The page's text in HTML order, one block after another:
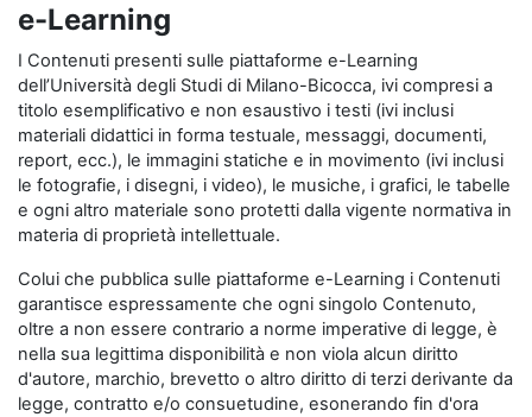
e-Learning
I Contenuti presenti sulle piattaforme e-Learning
dell’Università degli Studi di Milano-Bicocca, ivi compresi a
titolo esemplificativo e non esaustivo i testi (ivi inclusi
materiali didattici in forma testuale, messaggi, documenti,
report, ecc.), le immagini statiche e in movimento (ivi inclusi
le fotografie, i disegni, i video), le musiche, i grafici, le tabelle
e ogni altro materiale sono protetti dalla vigente normativa in
materia di proprietà intellettuale.
Colui che pubblica sulle piattaforme e-Learning i Contenuti
garantisce espressamente che ogni singolo Contenuto,
oltre a non essere contrario a norme imperative di legge, è
nella sua legittima disponibilità e non viola alcun diritto
d'autore, marchio, brevetto o altro diritto di terzi derivante da
legge, contratto e/o consuetudine, esonerando fin d'ora